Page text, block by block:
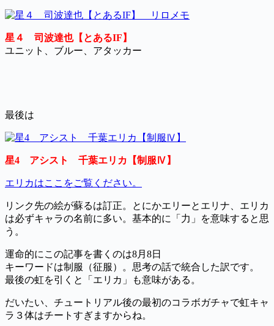
星４ 司波達也【とあるIF】
ユニット、ブルー、アタッカー
最後は
星4 アシスト 千葉エリカ【制服Ⅳ】
エリカはここをご覧ください。
リンク先の絵が蘇るは訂正。とにかエリーとエリナ、エリカ
は必ずキャラの名前に多い。基本的に「力」を意味すると思
う。
運命的にこの記事を書くのは8月8日
キーワードは制服（征服）。思考の話で統合した訳です。
最後の虹を引くと「エリカ」も意味がある。
だいたい、チュートリアル後の最初のコラボガチャで虹キャ
ラ３体はチートすぎますからね。